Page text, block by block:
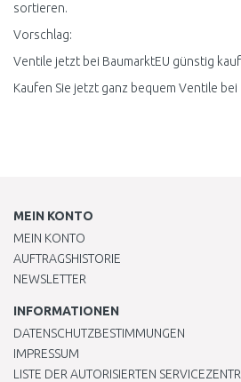
sortieren.
Vorschlag:
Ventile jetzt bei BaumarktEU günstig
Kaufen Sie jetzt ganz bequem Ventile bei
MEIN KONTO
MEIN KONTO
AUFTRAGSHISTORIE
NEWSLETTER
INFORMATIONEN
DATENSCHUTZBESTIMMUNGEN
IMPRESSUM
LISTE DER AUTORISIERTEN